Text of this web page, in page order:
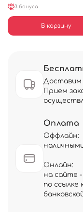
3 бонуса
В корзину
Доставим
Прием
Оплата
Оффлайн:
Онлайн:
на сайте -
по